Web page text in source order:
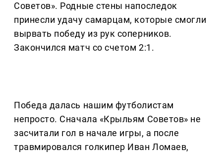
Советов». Родные стены напоследок
принесли удачу самарцам, которые смогли
вырвать победу из рук соперников.
Закончился матч со счетом 2:1.
Победа далась нашим футболистам
непросто. Сначала «Крыльям Советов» не
засчитали гол в начале игры, а после
травмировался голкипер Иван Ломаев,